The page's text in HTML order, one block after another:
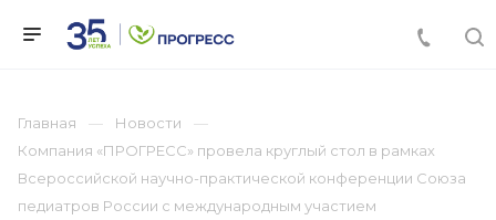
Главная
Новости
Компания «ПРОГРЕСС» провела круглый стол в рамках
Всероссийской научно-практической конференции Союза
педиатров России с международным участием